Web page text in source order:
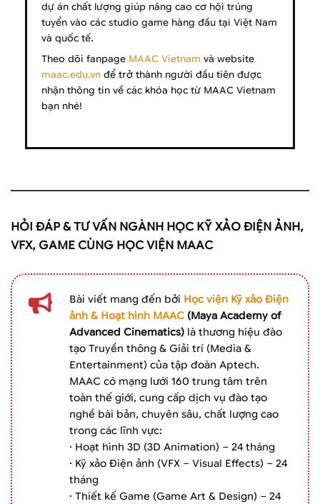
dự án chất lượng giúp nâng cao cơ hội trúng
tuyển vào các studio game hàng đầu tại Việt Nam
và quốc tế.
Theo dõi fanpage MAAC Vietnam và website
maac.edu.vn để trở thành người đầu tiên được
nhận thông tin về các khóa học từ MAAC Vietnam
bạn nhé!
HỎI ĐÁP & TƯ VẤN NGÀNH HỌC KỸ XẢO ĐIỆN ẢNH,
VFX, GAME CÙNG HỌC VIỆN MAAC
Bài viết mang đến bởi Học viện Kỹ xảo Điện
ảnh & Hoạt hình MAAC(Maya Academy of
Advanced Cinematics)là thương hiệu đào
tạo Truyền thông & Giải trí (Media &
Entertainment) của tập đoàn Aptech.
MAAC có mạng lưới 160 trung tâm trên
toàn thế giới, cung cấp dịch vụ đào tạo
nghề bài bản, chuyên sâu, chất lượng cao
trong các lĩnh vực:
· Hoạt hình 3D (3D Animation) – 24 tháng
· Kỹ xảo Điện ảnh (VFX – Visual Effects) – 24
tháng
· Thiết kế Game (Game Art & Design) – 24